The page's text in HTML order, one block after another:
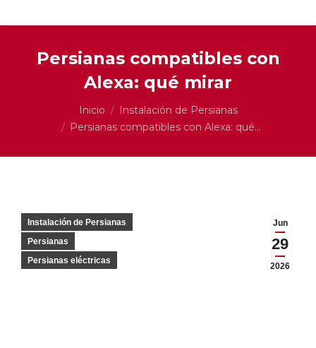
Persianas compatibles con
Alexa: qué mirar
Inicio
Instalación de Persianas
Persianas compatibles con Alexa: qué…
Jun
29
2026
Instalación de Persianas
Persianas
Persianas eléctricas